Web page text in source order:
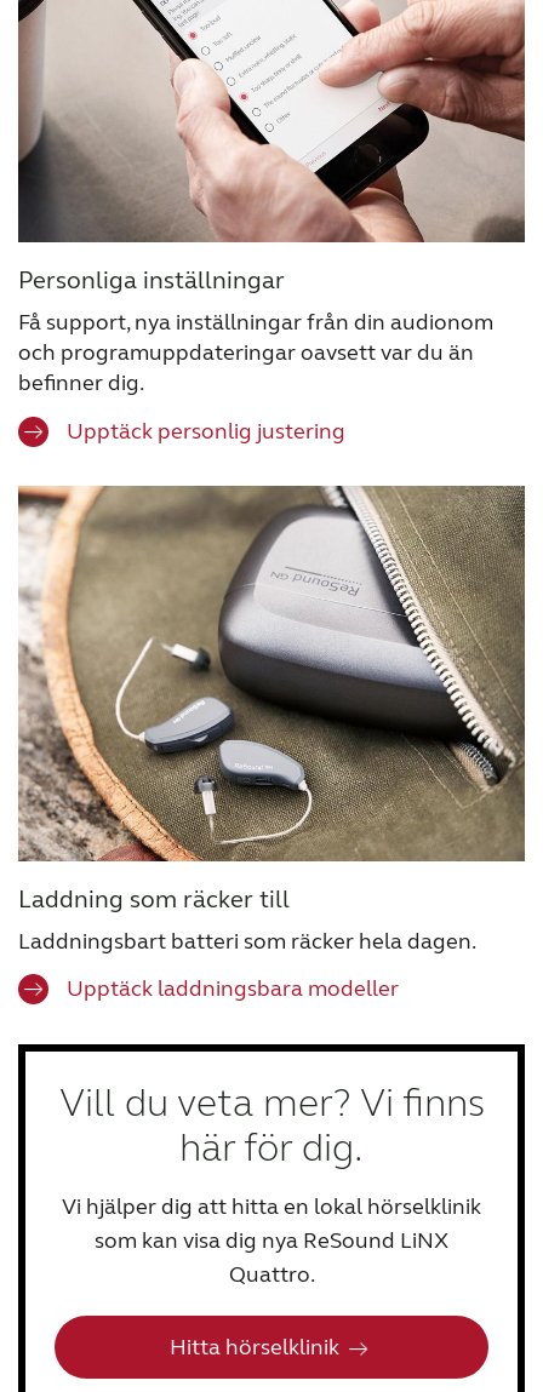
Personliga inställningar
Få support, nya inställningar från din audionom
och programuppdateringar oavsett var du än
befinner dig.
Upptäck personlig justering
Laddning som räcker till
Laddningsbart batteri som räcker hela dagen.
Upptäck laddningsbara modeller
Vill du veta mer? Vi finns
här för dig.
Vi hjälper dig att hitta en lokal hörselklinik
som kan visa dig nya ReSound LiNX
Quattro.
Hitta hörselklinik